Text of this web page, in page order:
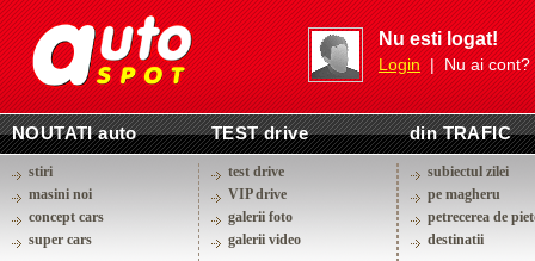
Nu esti logat!
Login| Nu ai cont?
NOUTATI auto TEST drive din TRAFIC
stiri
masini noi
concept cars
super cars
test drive
VIP drive
galerii foto
galerii video
subiectul zilei
pe magheru
petrecerea de
destinatii